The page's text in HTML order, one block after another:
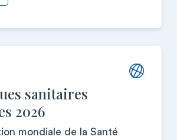
sanitaires
2026
mondiale de la Santé